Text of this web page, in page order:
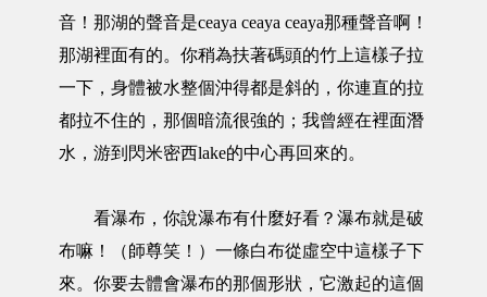
音！那湖的聲音是ceaya ceaya ceaya那種聲音啊！
那湖裡面有的。你稍為扶著碼頭的竹上這樣子拉
一下，身體被水整個沖得都是斜的，你連直的拉
都拉不住的，那個暗流很強的；我曾經在裡面潛
水，游到閃米密西lake的中心再回來的。
看瀑布，你說瀑布有什麼好看？瀑布就是破
布嘛！（師尊笑！）一條白布從虛空中這樣子下
來。你要去體會瀑布的那個形狀，它激起的這個